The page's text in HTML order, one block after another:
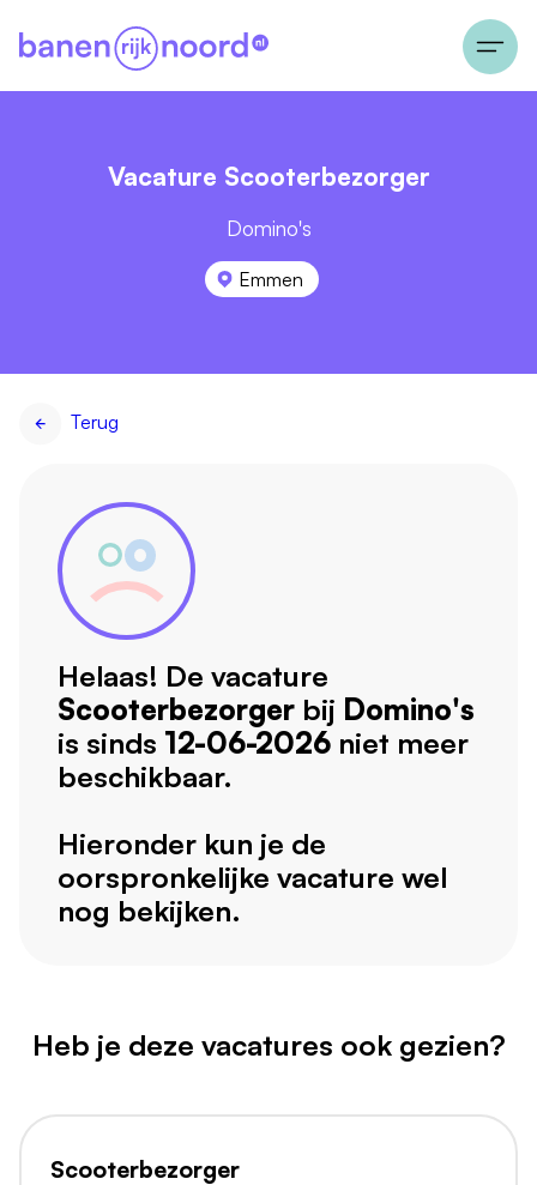
Vacature Scooterbezorger
Domino's
Emmen
Terug
Helaas! De vacature
Scooterbezorger bij Domino's
is sinds 12-06-2026 niet meer
beschikbaar.
Hieronder kun je de
oorspronkelijke vacature wel
nog bekijken.
Heb je deze vacatures ook gezien?
Scooterbezorger